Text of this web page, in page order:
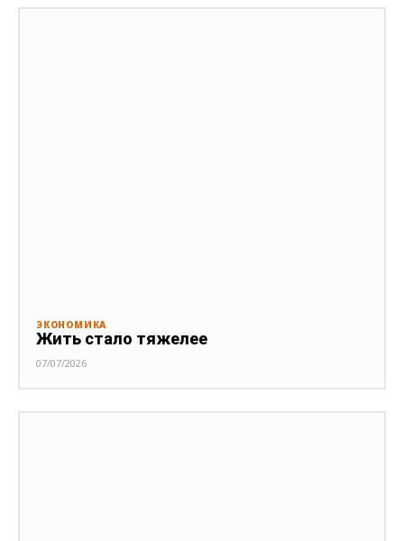
ЭКОНОМИКА
Жить стало тяжелее
07/07/2026